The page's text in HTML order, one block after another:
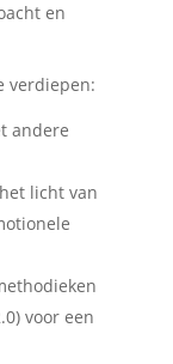
en
verdiepen:
andere
licht van
voor een